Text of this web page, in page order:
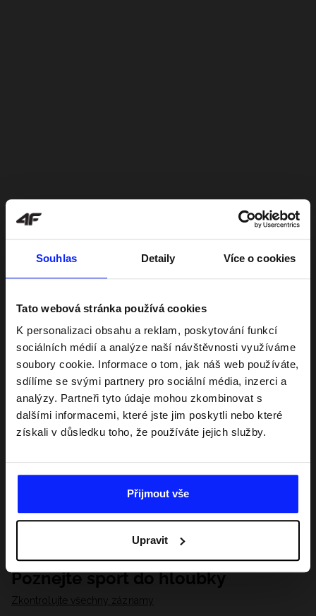
Souhlas Detaily Více o cookies
Tato webová stránka používá cookies
K personalizaci obsahu a reklam, poskytování funkcí
sociálních médií a analýze naší návštěvnosti využíváme
soubory cookie. Informace o tom, jak náš web používáte,
sdílíme se svými partnery pro sociální média, inzerci a
analýzy. Partneři tyto údaje mohou zkombinovat s
dalšími informacemi, které jste jim poskytli nebo které
získali v důsledku toho, že používáte jejich služby.
Přijmout vše
Upravit
Poznejte sport do hloubky
Zkontrolujte všechny záznamy